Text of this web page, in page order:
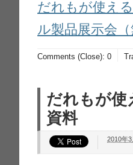
だれもが使え
ル製品展示会（
Comments (Close):0
だれもが
資料
2010年3